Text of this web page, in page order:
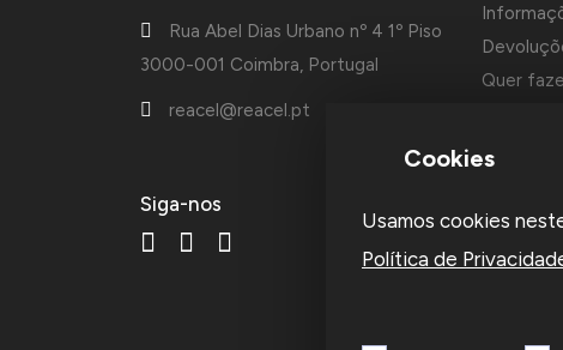
Rua Abel Dias Urbano nº 4 1º Piso
3000-001 Coimbra, Portugal
reacel@reacel.pt
Siga-nos
Quer
fundada
Cookies
Usamos cookies
Política de